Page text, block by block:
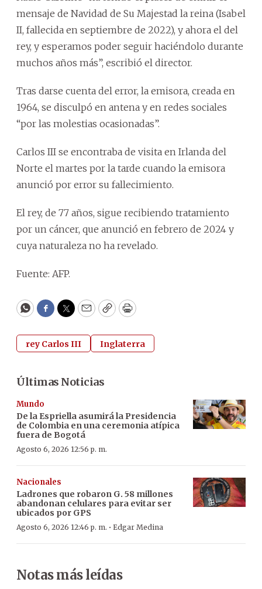
mensaje de Navidad de Su Majestad la reina (Isabel
II, fallecida en septiembre de 2022), y ahora el del
rey, y esperamos poder seguir haciéndolo durante
muchos años más”, escribió el director.
Tras darse cuenta del error, la emisora, creada en
1964, se disculpó en antena y en redes sociales
“por las molestias ocasionadas”.
Carlos III se encontraba de visita en Irlanda del
Norte el martes por la tarde cuando la emisora
anunció por error su fallecimiento.
El rey, de 77 años, sigue recibiendo tratamiento
por un cáncer, que anunció en febrero de 2024 y
cuya naturaleza no ha revelado.
Fuente: AFP.
WhatsApp
Facebook
Twitter
EmailCopyPrint
rey Carlos III Inglaterra
Últimas Noticias
Mundo
De la Espriella asumirá la Presidencia
de Colombia en una ceremonia atípica
fuera de Bogotá
Agosto 6, 2026 12:56 p. m.
Nacionales
Ladrones que robaron G. 58 millones
abandonan celulares para evitar ser
ubicados por GPS
Agosto 6, 2026 12:46 p. m. · Edgar Medina
Notas más leídas